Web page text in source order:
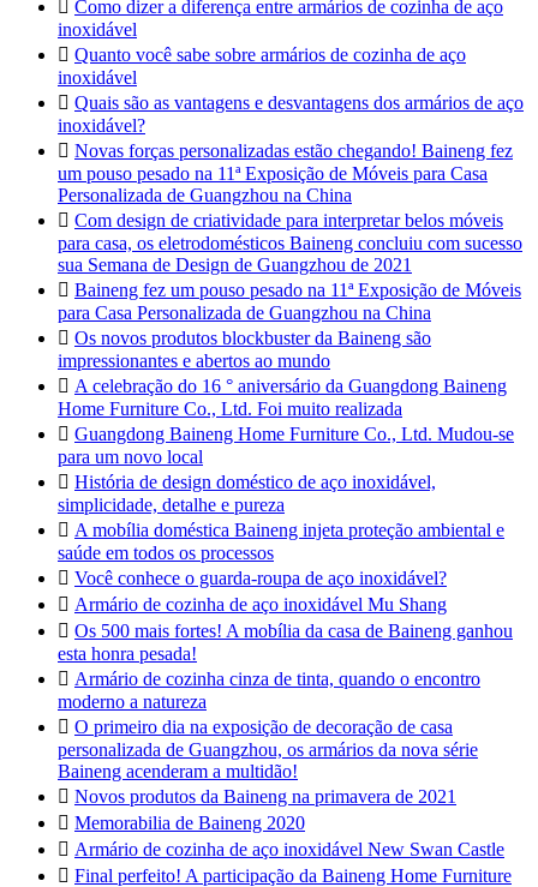
Como dizer a diferença entre armários de cozinha de aço
inoxidável
 Quanto você sabe sobre armários de cozinha de aço
inoxidável
 Quais são as vantagens e desvantagens dos armários de aço
inoxidável?
 Novas forças personalizadas estão chegando! Baineng fez
um pouso pesado na 11ª Exposição de Móveis para Casa
Personalizada de Guangzhou na China
 Com design de criatividade para interpretar belos móveis
para casa, os eletrodomésticos Baineng concluiu com sucesso
sua Semana de Design de Guangzhou de 2021
 Baineng fez um pouso pesado na 11ª Exposição de Móveis
para Casa Personalizada de Guangzhou na China
 Os novos produtos blockbuster da Baineng são
impressionantes e abertos ao mundo
 A celebração do 16 ° aniversário da Guangdong Baineng
Home Furniture Co., Ltd. Foi muito realizada
 Guangdong Baineng Home Furniture Co., Ltd. Mudou-se
para um novo local
 História de design doméstico de aço inoxidável,
simplicidade, detalhe e pureza
 A mobília doméstica Baineng injeta proteção ambiental e
saúde em todos os processos
 Você conhece o guarda-roupa de aço inoxidável?
 Armário de cozinha de aço inoxidável Mu Shang
 Os 500 mais fortes! A mobília da casa de Baineng ganhou
esta honra pesada!
 Armário de cozinha cinza de tinta, quando o encontro
moderno a natureza
 O primeiro dia na exposição de decoração de casa
personalizada de Guangzhou, os armários da nova série
Baineng acenderam a multidão!
 Novos produtos da Baineng na primavera de 2021
 Memorabilia de Baineng 2020
 Armário de cozinha de aço inoxidável New Swan Castle
 Final perfeito! A participação da Baineng Home Furniture